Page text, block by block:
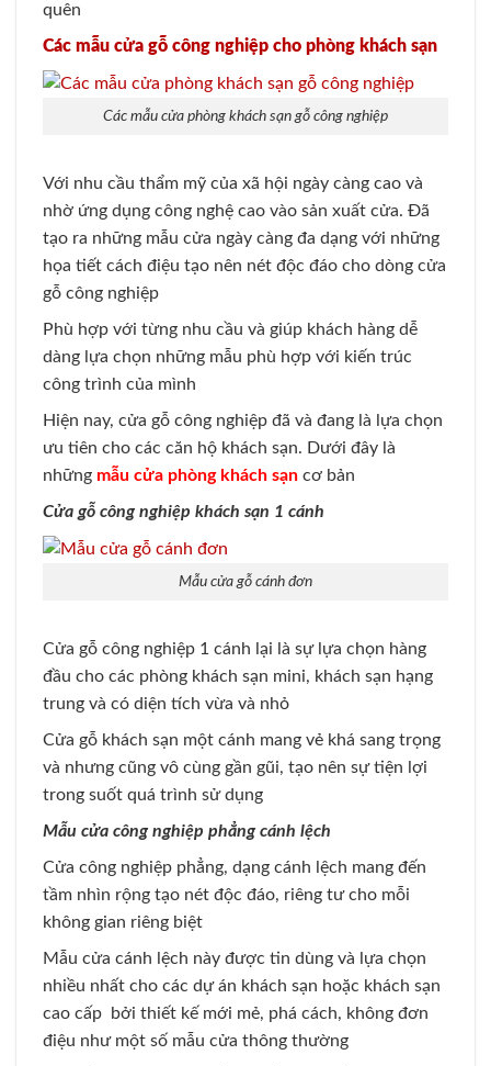
quên
Các mẫu cửa gỗ công nghiệp cho phòng khách sạn
Các mẫu cửa phòng khách sạn gỗ công nghiệp
Với nhu cầu thẩm mỹ của xã hội ngày càng cao và
nhờ ứng dụng công nghệ cao vào sản xuất cửa. Đã
tạo ra những mẫu cửa ngày càng đa dạng với những
họa tiết cách điệu tạo nên nét độc đáo cho dòng cửa
gỗ công nghiệp
Phù hợp với từng nhu cầu và giúp khách hàng dễ
dàng lựa chọn những mẫu phù hợp với kiến trúc
công trình của mình
Hiện nay, cửa gỗ công nghiệp đã và đang là lựa chọn
ưu tiên cho các căn hộ khách sạn. Dưới đây là
những mẫu cửa phòng khách sạn cơ bản
Cửa gỗ công nghiệp khách sạn 1 cánh
Mẫu cửa gỗ cánh đơn
Cửa gỗ công nghiệp 1 cánh lại là sự lựa chọn hàng
đầu cho các phòng khách sạn mini, khách sạn hạng
trung và có diện tích vừa và nhỏ
Cửa gỗ khách sạn một cánh mang vẻ khá sang trọng
và nhưng cũng vô cùng gần gũi, tạo nên sự tiện lợi
trong suốt quá trình sử dụng
Mẫu cửa công nghiệp phẳng cánh lệch
Cửa công nghiệp phẳng, dạng cánh lệch mang đến
tầm nhìn rộng tạo nét độc đáo, riêng tư cho mỗi
không gian riêng biệt
Mẫu cửa cánh lệch này được tin dùng và lựa chọn
nhiều nhất cho các dự án khách sạn hoặc khách sạn
cao cấp bởi thiết kế mới mẻ, phá cách, không đơn
điệu như một số mẫu cửa thông thường